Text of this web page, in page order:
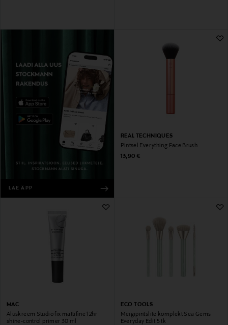
LAE ÄPP
REAL TECHNIQUES
Pintsel Everything Face Brush
Original Price
13,90 €
MAC
Aluskreem Studio fix mattifine 12hr
shine-control primer 30 ml
ECO TOOLS
Meigipintslite komplekt Sea Gems
Everyday Edit 5 tk